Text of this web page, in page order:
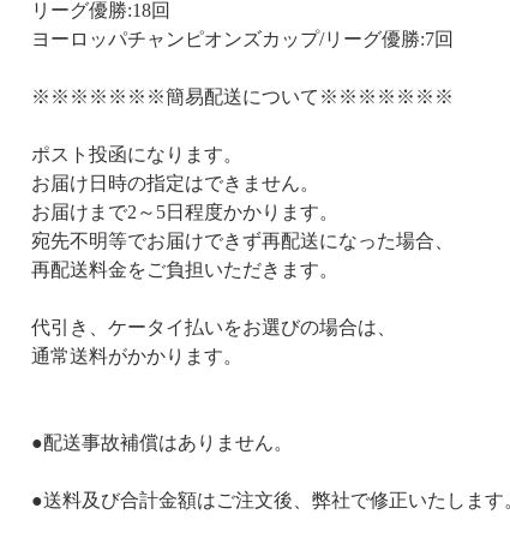
リーグ優勝:18回
ヨーロッパチャンピオンズカップ/リーグ優勝:7回
※※※※※※※簡易配送について※※※※※※※
ポスト投函になります。
お届け日時の指定はできません。
お届けまで2～5日程度かかります。
宛先不明等でお届けできず再配送になった場合、
再配送料金をご負担いただきます。
代引き、ケータイ払いをお選びの場合は、
通常送料がかかります。
●配送事故補償はありません。
●送料及び合計金額はご注文後、弊社で修正いたします